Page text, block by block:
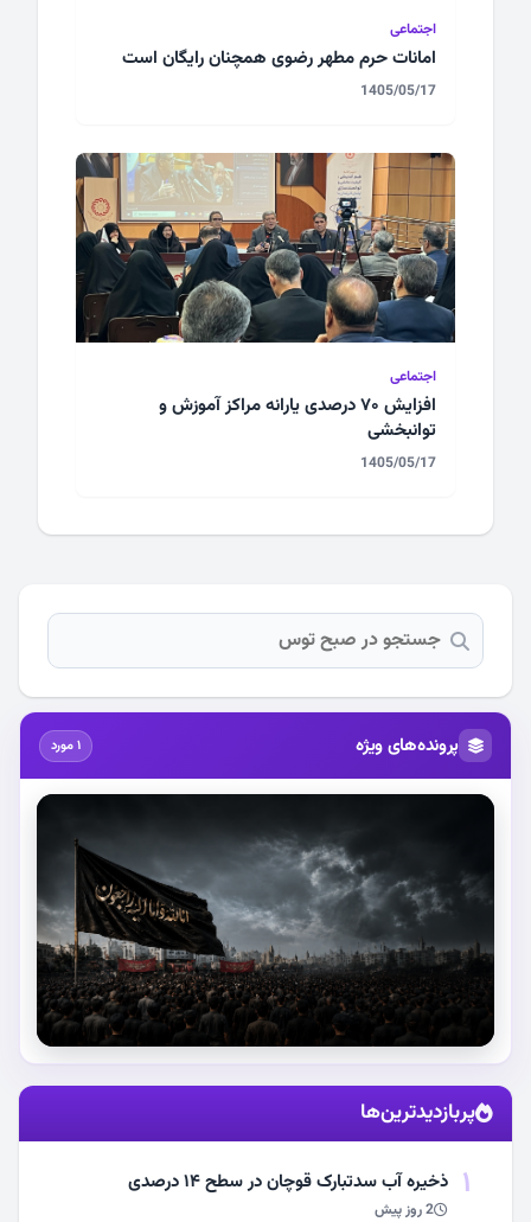
اجتماعی
امانات حرم مطهر رضوی همچنان رایگان است
1405/05/17
اجتماعی
افزایش ۷۰ درصدی یارانه مراکز آموزش و
توانبخشی
1405/05/17
پرونده‌های ویژه 1 مورد
استقبال از آقای شهید ایران
مشاهده اخبار
پربازدیدترین‌ها
1 ذخیره آب سدتبارک قوچان در سطح ۱۴ درصدی
2 روز پیش